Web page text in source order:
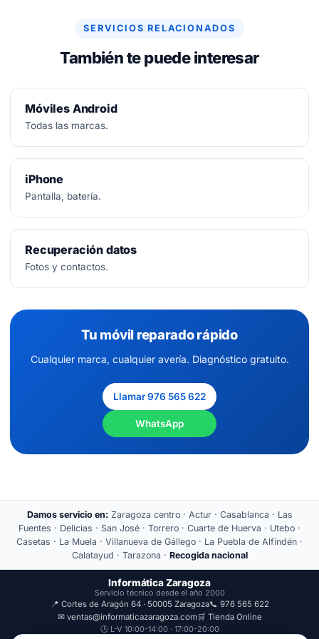
SERVICIOS RELACIONADOS
También te puede interesar
Móviles Android
Todas las marcas.
iPhone
Pantalla, batería.
Recuperación datos
Fotos y contactos.
Tu móvil reparado rápido
Cualquier marca, cualquier avería. Diagnóstico gratuito.
Llamar 976 565 622
WhatsApp
Damos servicio en: Zaragoza centro · Actur · Casablanca · Las
Fuentes · Delicias · San José · Torrero · Cuarte de Huerva · Utebo ·
Casetas · La Muela · Villanueva de Gállego · La Puebla de Alfindén ·
Calatayud · Tarazona · Recogida nacional
Informática Zaragoza
Servicio técnico desde el año 2000
📍 Cortes de Aragón 64 · 50005 Zaragoza📞 976 565 622
✉ ventas@informaticazaragoza.com🛒 Tienda Online
🕒 L-V 10:00-14:00 · 17:00-20:00